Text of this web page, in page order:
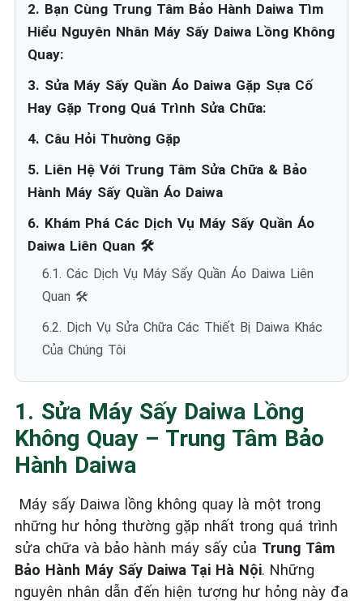
2. Bạn Cùng Trung Tâm Bảo Hành Daiwa Tìm
Hiểu Nguyên Nhân Máy Sấy Daiwa Lồng Không
Quay:
3. Sửa Máy Sấy Quần Áo Daiwa Gặp Sựa Cố
Hay Gặp Trong Quá Trình Sửa Chữa:
4. Câu Hỏi Thường Gặp
5. Liên Hệ Với Trung Tâm Sửa Chữa & Bảo
Hành Máy Sấy Quần Áo Daiwa
6. Khám Phá Các Dịch Vụ Máy Sấy Quần Áo
Daiwa Liên Quan 🛠️
6.1. Các Dịch Vụ Máy Sấy Quần Áo Daiwa Liên
Quan 🛠️
6.2. Dịch Vụ Sửa Chữa Các Thiết Bị Daiwa Khác
Của Chúng Tôi
1. Sửa Máy Sấy Daiwa Lồng
Không Quay – Trung Tâm Bảo
Hành Daiwa
Máy sấy Daiwa lồng không quay là một trong
những hư hỏng thường gặp nhất trong quá trình
sửa chữa và bảo hành máy sấy của Trung Tâm
Bảo Hành Máy Sấy Daiwa Tại Hà Nội. Những
nguyên nhân dẫn đến hiện tượng hư hỏng này đa